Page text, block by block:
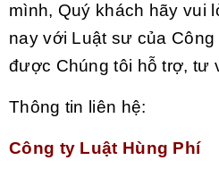
mình, Quý khách hãy vui
nay với Luật sư của
được Chúng tôi hỗ trợ, tư
Thông tin liên hệ:
Công ty Luật Hùng Phí